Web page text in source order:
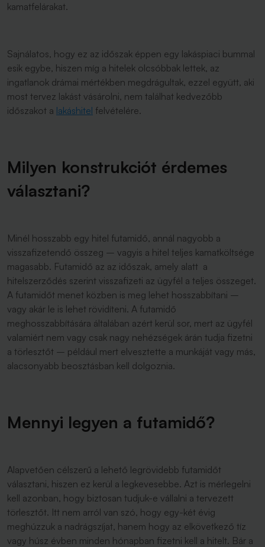
kamatfelárakat.
Sajnálatos, hogy ez az időszak éppen egy lakáspiaci bummal
esik egybe, hiszen míg a hitelek olcsóbbak lettek, az
ingatlanok drámai mértékben megdrágultak, ezzel együtt, aki
most tervez lakást vásárolni, nem találhat kedvezőbb
időszakot a lakáshitel felvételére.
Milyen konstrukciót érdemes
választani?
Minél hosszabb egy hitel futamidő, annál nagyobb a
visszafizetendő összeg – vagyis a hitel teljes kamatköltsége
magasabb. Futamidő az az időszak, amely alatt a
hitelszerződés szerint visszafizeti az ügyfél a teljes összeget.
A futamidőt menet közben is meg lehet hosszabbítani –
vagy akár le is lehet rövidíteni. A futamidő
meghosszabbítására általában azért kerül sor, mert az ügyfél
valamiért nem vagy csak nagy nehézségek árán tudja fizetni
a törlesztőt – például mert elvesztette a munkáját vagy más,
alacsonyabb beosztásban kell dolgoznia.
Mennyi legyen a futamidő?
Alapvetően célszerű a lehető legrövidebb futamidőt
választani, hiszen ez kerül a legkevesebbe. Azt is mérlegelni
kell azonban, hogy biztosan tudjuk-e vállalni a tervezett
törlesztőt. Itt nem arról van szó, hogy egy-két évig
meghúzzuk a nadrágszíjat, hanem hogy az elkövetkező tíz
vagy húsz évben minden hónapban fizetni kell a hitelt. Bár a